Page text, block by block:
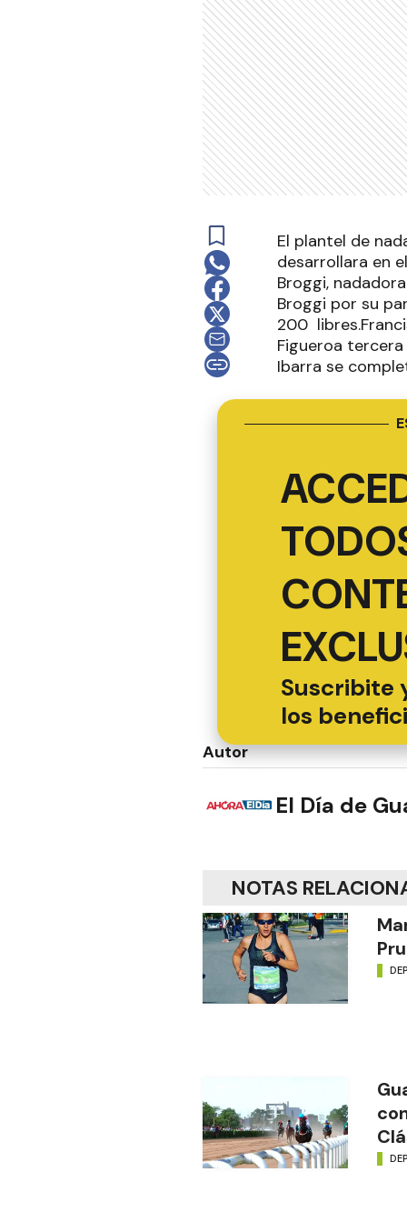
El plantel de
desarrollara en
Broggi,
Broggi por su
200
Figueroa
Ibarra se
Suscribite
los
Autor
El Día de
NOTAS